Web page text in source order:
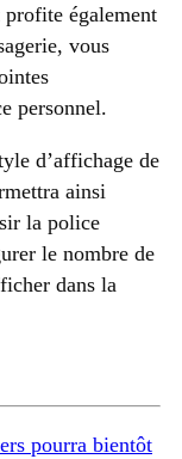
également
vous
personnel.
d’affichage de
ainsi
la police
le nombre de
dans la